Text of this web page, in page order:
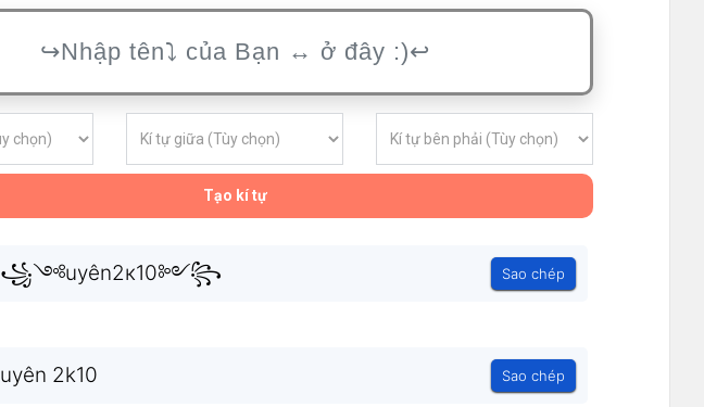
Tạo kí tự
꧁༺uyên2к10༻꧂ Sao chép
uyên 2k10 Sao chép